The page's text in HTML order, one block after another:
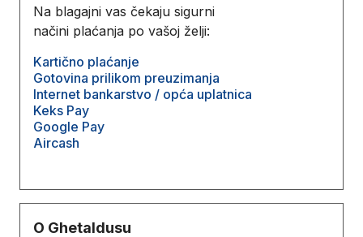
Na blagajni vas čekaju sigurni
načini plaćanja po vašoj želji:
Kartično plaćanje
Gotovina prilikom preuzimanja
Internet bankarstvo / opća uplatnica
Keks Pay
Google Pay
Aircash
O Ghetaldusu